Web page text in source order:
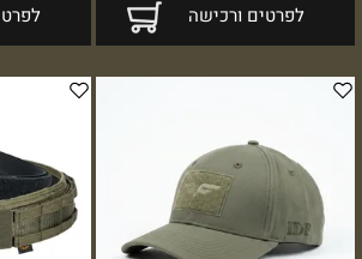
לפרטים ורכישה